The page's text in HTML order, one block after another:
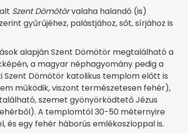
Szent Dömötörvalaha halandó (is)
gyűrűjéhez, palástjához, sőt, sírjához is
alapján Szent Dömötör megtalálható a
a magyar néphagyomány pedig a
Szent Dömötör katolikus templom előtt is
működik, viszont természetesen fehér),
szemet gyönyörködtető Jézus
A templomtól 30-50 méternyire
és egy fehér háborús emlékoszloppal is.